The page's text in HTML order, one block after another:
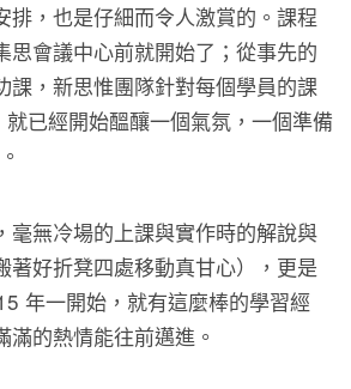
排，也是仔細而令人激賞的。課程
思會議中心前就開始了；從事先的
課，新思惟團隊針對每個學員的課
已經開始醞釀一個氣氛，一個準備
毫無冷場的上課與實作時的解說與
著好折凳四處移動真甘心），更是
年一開始，就有這麼棒的學習經
的熱情能往前邁進。